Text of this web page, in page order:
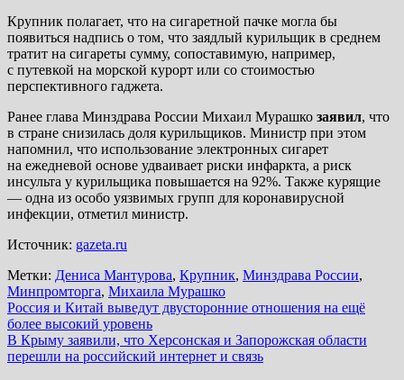
Крупник полагает, что на сигаретной пачке могла бы
появиться надпись о том, что заядлый курильщик в среднем
тратит на сигареты сумму, сопоставимую, например,
с путевкой на морской курорт или со стоимостью
перспективного гаджета.
Ранее глава Минздрава России Михаил Мурашко заявил, что
в стране снизилась доля курильщиков. Министр при этом
напомнил, что использование электронных сигарет
на ежедневой основе удваивает риски инфаркта, а риск
инсульта у курильщика повышается на 92%. Также курящие
— одна из особо уязвимых групп для коронавирусной
инфекции, отметил министр.
Источник: gazeta.ru
Метки: Дениса Мантурова, Крупник, Минздрава России,
Минпромторга, Михаила Мурашко
Навигация
по
записям
Россия и Китай выведут двусторонние отношения на ещё
более высокий уровень
В Крыму заявили, что Херсонская и Запорожская области
перешли на российский интернет и связь